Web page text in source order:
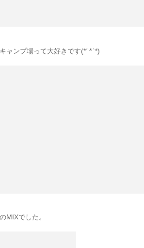
ャンプ場って大好きです(*´꒳`*)
MIXでした。